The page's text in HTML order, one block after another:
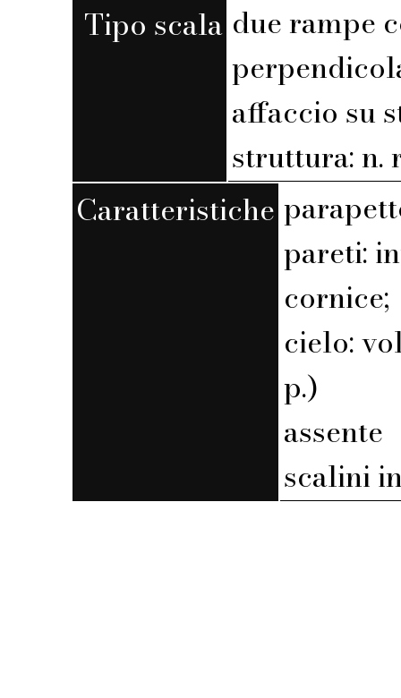
Tipo scala due rampe
affaccio su
struttura: n.
Caratteristiche
pareti:
cornice;
cielo:
p.)
assente
scalini